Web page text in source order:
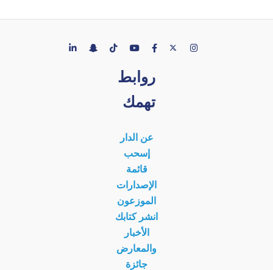
روابط
تهمك
عن الدار
إسحب
قائمة
الإصدارات
الموزعون
انشر كتابك
الأخبار
والمعارض
جائزة